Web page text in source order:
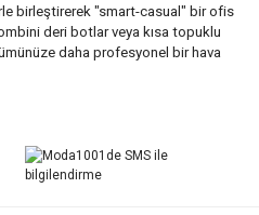
birleştirerek "smart-casual" bir ofis
deri botlar veya kısa topuklu
daha profesyonel bir hava